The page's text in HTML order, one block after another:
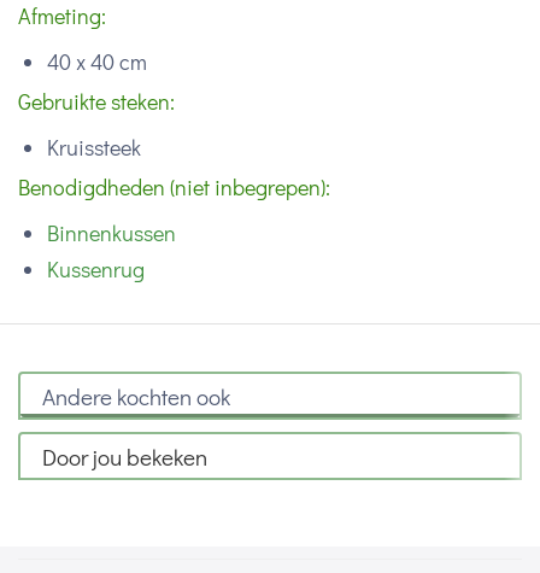
Afmeting:
40 x 40 cm
Gebruikte steken:
Kruissteek
Benodigdheden (niet inbegrepen):
Binnenkussen
Kussenrug
Andere kochten ook
Door jou bekeken